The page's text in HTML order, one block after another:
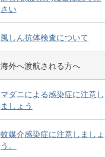
さい
風しん抗体検査について
海外へ渡航される方へ
マダニによる感染症に注意し
ましょう
蚊媒介感染症に注意しましょ
う。